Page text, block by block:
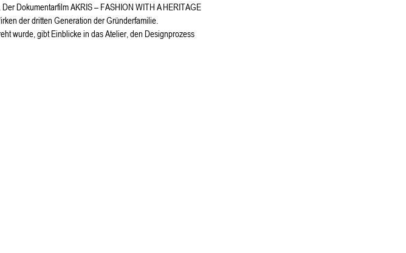
Dokumentarfilm AKRIS – FASHION WITH A HERITAGE
der dritten Generation der Gründerfamilie.
wurde, gibt Einblicke in das Atelier, den Designprozess